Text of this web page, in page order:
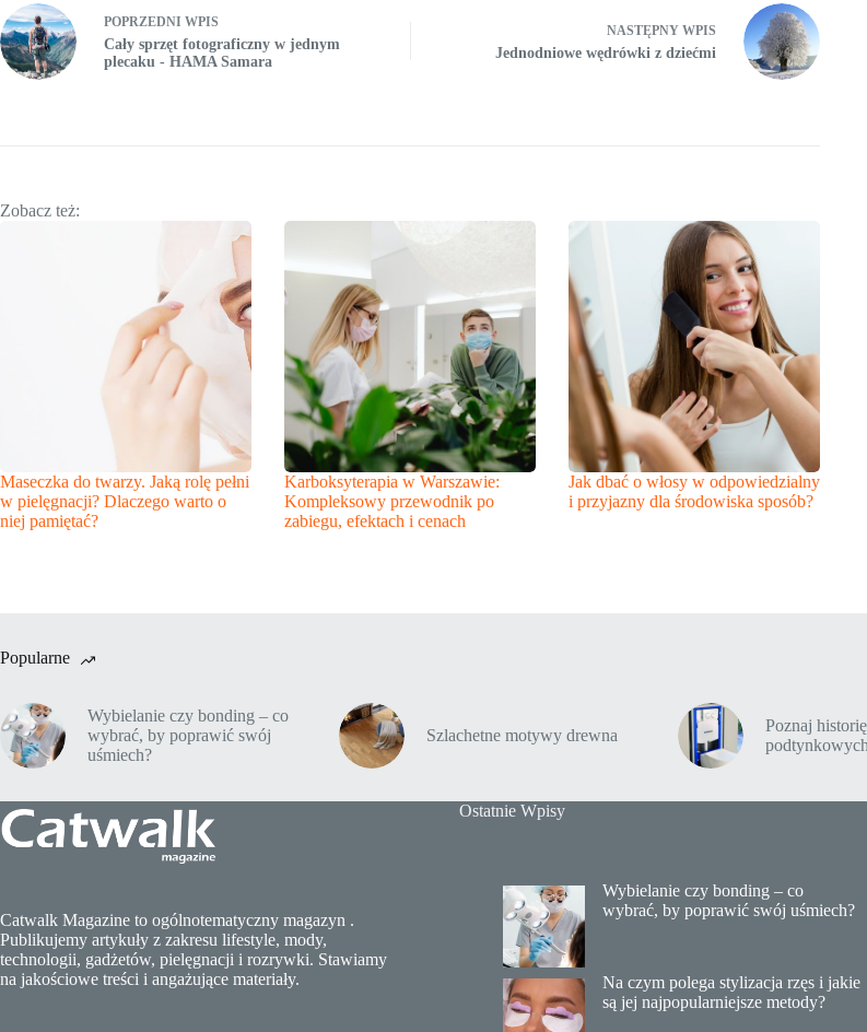
POPRZEDNI WPIS
Cały sprzęt fotograficzny w jednym
plecaku - HAMA Samara
NASTĘPNY WPIS
Jednodniowe wędrówki z dziećmi
Zobacz też:
Maseczka do twarzy. Jaką rolę pełni
w pielęgnacji? Dlaczego warto o
niej pamiętać?
Karboksyterapia w Warszawie:
Kompleksowy przewodnik po
zabiegu, efektach i cenach
Jak dbać o włosy w odpowiedzialny
i przyjazny dla środowiska sposób?
Popularne
Wybielanie czy bonding – co
wybrać, by poprawić swój
uśmiech?
Szlachetne motywy drewna
Poznaj
podtynkowych
Catwalk Magazine to ogólnotematyczny magazyn .
Publikujemy artykuły z zakresu lifestyle, mody,
technologii, gadżetów, pielęgnacji i rozrywki. Stawiamy
na jakościowe treści i angażujące materiały.
Ostatnie Wpisy
Wybielanie czy bonding – co
wybrać, by poprawić swój uśmiech?
Na czym polega stylizacja rzęs i jakie
są jej najpopularniejsze metody?